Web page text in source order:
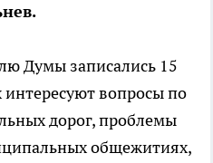
Думы записались 15
вопросы по
дорог, проблемы
общежитиях,